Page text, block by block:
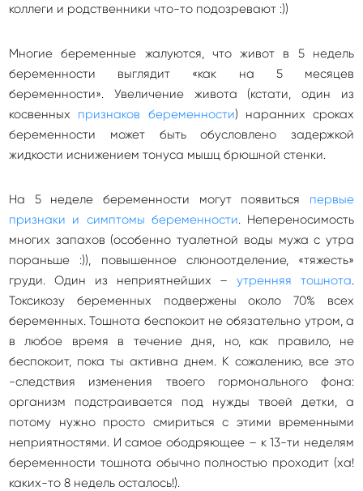
коллеги и родственники что-то подозревают :))
Многие беременные жалуются, что живот в 5 недель
беременности выглядит «как на 5 месяцев
беременности». Увеличение живота (кстати, один из
косвенных признаков беременности) наранних сроках
беременности может быть обусловлено задержкой
жидкости иснижением тонуса мышц брюшной стенки.
На 5 неделе беременности могут появиться первые
признаки и симптомы беременности. Непереносимость
многих запахов (особенно туалетной воды мужа с утра
пораньше :)), повышенное слюноотделение, «тяжесть»
груди. Один из неприятнейших –утренняя тошнота.
Токсикозу беременных подвержены около 70% всех
беременных. Тошнота беспокоит не обязательно утром, а
в любое время в течение дня, но, как правило, не
беспокоит, пока ты активна днем. К сожалению, все это
-следствия изменения твоего гормонального фона:
организм подстраивается под нужды твоей детки, а
потому нужно просто смириться с этими временными
неприятностями. И самое ободряющее – к 13-ти неделям
беременности тошнота обычно полностью проходит (ха!
каких-то 8 недель осталось!).